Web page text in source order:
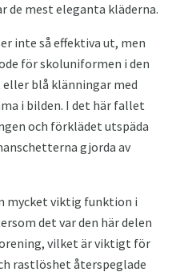
de mest eleganta kläderna.
inte så effektiva ut, men
för skoluniformen i den
blå klänningar med
i bilden. I det här fallet
och förklädet utspäda
gjorda av
mycket viktig funktion i
det var den här delen
vilket är viktigt för
rastlöshet återspeglade